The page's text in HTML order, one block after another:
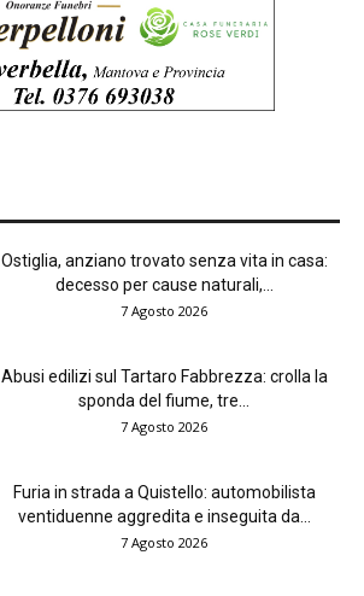
Ostiglia, anziano trovato senza vita in casa:
decesso per cause naturali,...
7 Agosto 2026
Abusi edilizi sul Tartaro Fabbrezza: crolla la
sponda del fiume, tre...
7 Agosto 2026
Furia in strada a Quistello: automobilista
ventiduenne aggredita e inseguita da...
7 Agosto 2026